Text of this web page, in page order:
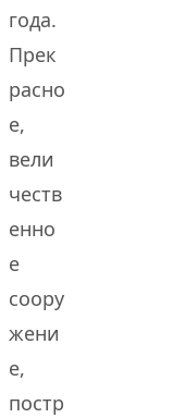
года.
Прек
расно
е,
вели
честв
енно
е
соору
жени
е,
постр